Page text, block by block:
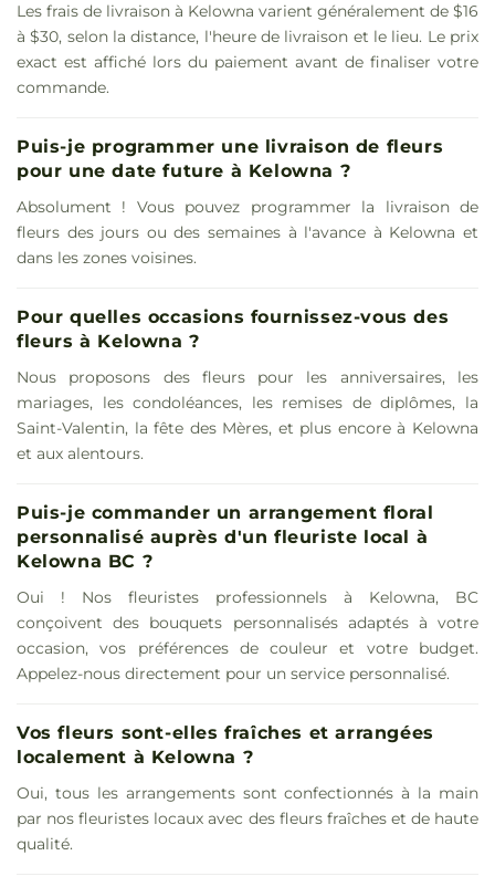
Les frais de livraison à Kelowna varient généralement de $16
à $30, selon la distance, l'heure de livraison et le lieu. Le prix
exact est affiché lors du paiement avant de finaliser votre
commande.
Puis-je programmer une livraison de fleurs
pour une date future à Kelowna ?
Absolument ! Vous pouvez programmer la livraison de
fleurs des jours ou des semaines à l'avance à Kelowna et
dans les zones voisines.
Pour quelles occasions fournissez-vous des
fleurs à Kelowna ?
Nous proposons des fleurs pour les anniversaires, les
mariages, les condoléances, les remises de diplômes, la
Saint-Valentin, la fête des Mères, et plus encore à Kelowna
et aux alentours.
Puis-je commander un arrangement floral
personnalisé auprès d'un fleuriste local à
Kelowna BC ?
Oui ! Nos fleuristes professionnels à Kelowna, BC
conçoivent des bouquets personnalisés adaptés à votre
occasion, vos préférences de couleur et votre budget.
Appelez-nous directement pour un service personnalisé.
Vos fleurs sont-elles fraîches et arrangées
localement à Kelowna ?
Oui, tous les arrangements sont confectionnés à la main
par nos fleuristes locaux avec des fleurs fraîches et de haute
qualité.